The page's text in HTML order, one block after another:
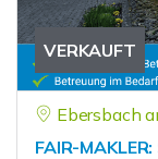
VERKAUFT
Ebersbach
FAIR-